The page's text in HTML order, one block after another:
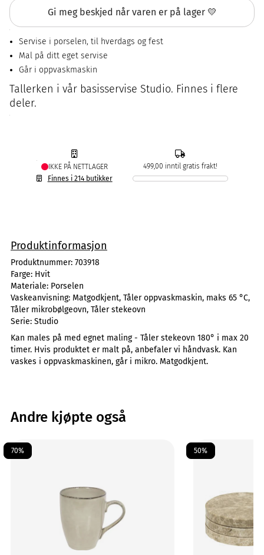
Gi meg beskjed når varen er på lager 💛
Servise i porselen, til hverdags og fest
Mal på ditt eget servise
Går i oppvaskmaskin
Tallerken i vår basisservise Studio. Finnes i flere
deler.
IKKE PÅ NETTLAGER
Finnes i 214 butikker
499,00 inntil gratis frakt!
Produktinformasjon
Produktnummer: 703918
Farge: Hvit
Materiale: Porselen
Vaskeanvisning: Matgodkjent, Tåler oppvaskmaskin, maks 65 °C,
Tåler mikrobølgeovn, Tåler stekeovn
Serie: Studio
Kan males på med egnet maling - Tåler stekeovn 180° i max 20
timer. Hvis produktet er malt på, anbefaler vi håndvask. Kan
vaskes i oppvaskmaskinen, går i mikro. Matgodkjent.
Andre kjøpte også
70% 50%